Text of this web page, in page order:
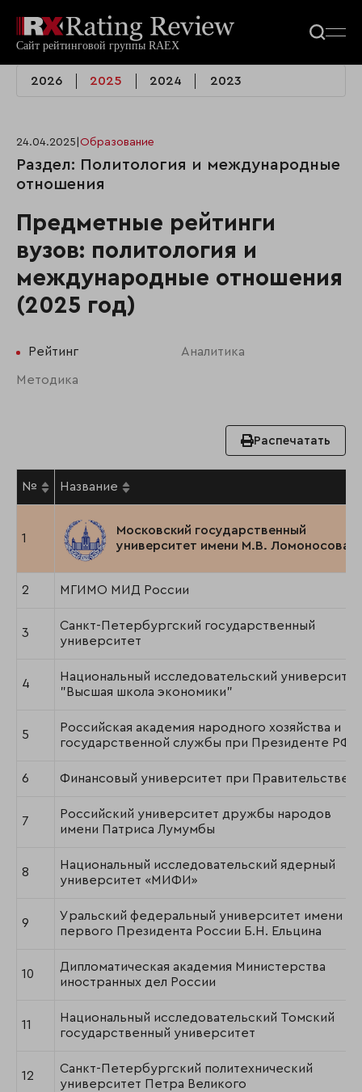
2026 2025 2024 2023
24.04.2025 Образование
Раздел: Политология и международные
отношения
Предметные рейтинги
вузов: политология и
международные отношения
(2025 год)
Рейтинг Аналитика
Методика
Распечатать
№ Название
1
Московский государственный
университет имени М.В. Ломоносова
2 МГИМО МИД России
3
Санкт-Петербургский государственный
университет
4
Национальный исследовательский университет
"Высшая школа экономики"
5
Российская академия народного хозяйства и
государственной службы при Президенте РФ
6 Финансовый университет при Правительстве
7
Российский университет дружбы народов
имени Патриса Лумумбы
8
Национальный исследовательский ядерный
университет «МИФИ»
9
Уральский федеральный университет имени
первого Президента России Б.Н. Ельцина
10
Дипломатическая академия Министерства
иностранных дел России
11
Национальный исследовательский Томский
государственный университет
12
Санкт-Петербургский политехнический
университет Петра Великого